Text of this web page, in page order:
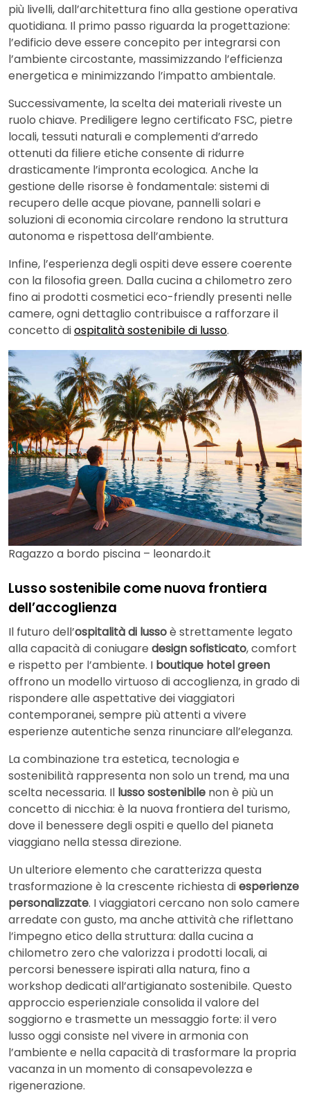
più livelli, dall’architettura fino alla gestione operativa
quotidiana. Il primo passo riguarda la progettazione:
l’edificio deve essere concepito per integrarsi con
l’ambiente circostante, massimizzando l’efficienza
energetica e minimizzando l’impatto ambientale.
Successivamente, la scelta dei materiali riveste un
ruolo chiave. Prediligere legno certificato FSC, pietre
locali, tessuti naturali e complementi d’arredo
ottenuti da filiere etiche consente di ridurre
drasticamente l’impronta ecologica. Anche la
gestione delle risorse è fondamentale: sistemi di
recupero delle acque piovane, pannelli solari e
soluzioni di economia circolare rendono la struttura
autonoma e rispettosa dell’ambiente.
Infine, l’esperienza degli ospiti deve essere coerente
con la filosofia green. Dalla cucina a chilometro zero
fino ai prodotti cosmetici eco-friendly presenti nelle
camere, ogni dettaglio contribuisce a rafforzare il
concetto diospitalità sostenibile di lusso.
Ragazzo a bordo piscina – leonardo.it
Lusso sostenibile come nuova frontiera
dell’accoglienza
Il futuro dell’ospitalità di lussoè strettamente legato
alla capacità di coniugare design sofisticato, comfort
e rispetto per l’ambiente. I boutique hotel green
offrono un modello virtuoso di accoglienza, in grado di
rispondere alle aspettative dei viaggiatori
contemporanei, sempre più attenti a vivere
esperienze autentiche senza rinunciare all’eleganza.
La combinazione tra estetica, tecnologia e
sostenibilità rappresenta non solo un trend, ma una
scelta necessaria. Il lusso sostenibile non è più un
concetto di nicchia: è la nuova frontiera del turismo,
dove il benessere degli ospiti e quello del pianeta
viaggiano nella stessa direzione.
Un ulteriore elemento che caratterizza questa
trasformazione è la crescente richiesta diesperienze
personalizzate. I viaggiatori cercano non solo camere
arredate con gusto, ma anche attività che riflettano
l’impegno etico della struttura: dalla cucina a
chilometro zero che valorizza i prodotti locali, ai
percorsi benessere ispirati alla natura, fino a
workshop dedicati all’artigianato sostenibile. Questo
approccio esperienziale consolida il valore del
soggiorno e trasmette un messaggio forte: il vero
lusso oggi consiste nel vivere in armonia con
l’ambiente e nella capacità di trasformare la propria
vacanza in un momento di consapevolezza e
rigenerazione.